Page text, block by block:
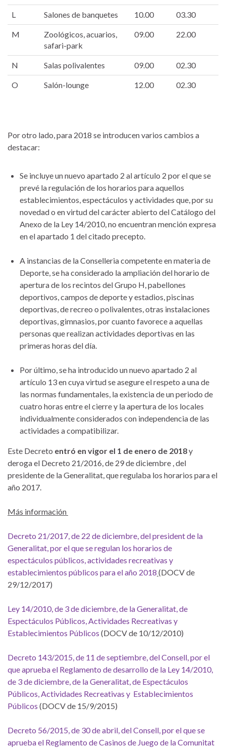
L Salones de banquetes 10.00 03.30
M
Zoológicos, acuarios,
safari-park
09.00 22.00
N Salas polivalentes 09.00 02.30
O Salón-lounge 12.00 02.30
Por otro lado, para 2018 se introducen varios cambios a
destacar:
Se incluye un nuevo apartado 2 al artículo 2 por el que se
prevé la regulación de los horarios para aquellos
establecimientos, espectáculos y actividades que, por su
novedad o en virtud del carácter abierto del Catálogo del
Anexo de la Ley 14/2010, no encuentran mención expresa
en el apartado 1 del citado precepto.
A instancias de la Conselleria competente en materia de
Deporte, se ha considerado la ampliación del horario de
apertura de los recintos del Grupo H, pabellones
deportivos, campos de deporte y estadios, piscinas
deportivas, de recreo o polivalentes, otras instalaciones
deportivas, gimnasios, por cuanto favorece a aquellas
personas que realizan actividades deportivas en las
primeras horas del día.
Por último, se ha introducido un nuevo apartado 2 al
artículo 13 en cuya virtud se asegure el respeto a una de
las normas fundamentales, la existencia de un periodo de
cuatro horas entre el cierre y la apertura de los locales
individualmente considerados con independencia de las
actividades a compatibilizar.
Este Decreto entró en vigor el 1 de enero de 2018y
deroga el Decreto 21/2016, de 29 de diciembre , del
presidente de la Generalitat, que regulaba los horarios para el
año 2017.
Más información
Decreto 21/2017, de 22 de diciembre, del president de la
Generalitat, por el que se regulan los horarios de
espectáculos públicos, actividades recreativas y
establecimientos públicos para el año 2018 (DOCV de
29/12/2017)
Ley 14/2010, de 3 de diciembre, de la Generalitat, de
Espectáculos Públicos, Actividades Recreativas y
Establecimientos Públicos (DOCV de 10/12/2010)
Decreto 143/2015, de 11 de septiembre, del Consell, por el
que aprueba el Reglamento de desarrollo de la Ley 14/2010,
de 3 de diciembre, de la Generalitat, de Espectáculos
Públicos, Actividades Recreativas y Establecimientos
Públicos (DOCV de 15/9/2015)
Decreto 56/2015, de 30 de abril, del Consell, por el que se
aprueba el Reglamento de Casinos de Juego de la Comunitat